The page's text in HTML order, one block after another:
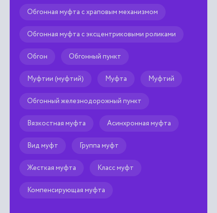
Обгонная муфта с храповым механизмом
Обгонная муфта с эксцентриковыми роликами
Обгон Обгонный пункт
Муфтии (муфтий) Муфта Муфтий
Обгонный железнодорожный пункт
Вязкостная муфта Асинхронная муфта
Вид муфт Группа муфт
Жесткая муфта Класс муфт
Компенсирующая муфта